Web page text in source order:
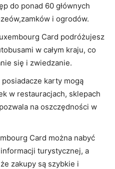
do ponad 60 głównych
i ogrodów.
Card ⁢podróżujesz
w całym⁢ kraju,​ co
się ⁢i zwiedzanie.
posiadacze ‍karty mogą
w restauracjach, sklepach
na oszczędności w
Card można nabyć
turystycznej, a
zakupy są szybkie i